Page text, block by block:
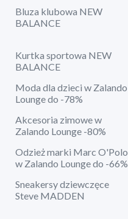
Bluza klubowa NEW
BALANCE
Kurtka sportowa NEW
BALANCE
Moda dla dzieci w Zalando
Lounge do -78%
Akcesoria zimowe w
Zalando Lounge -80%
Odzież marki Marc O'Polo
w Zalando Lounge do -66%
Sneakersy dziewczęce
Steve MADDEN